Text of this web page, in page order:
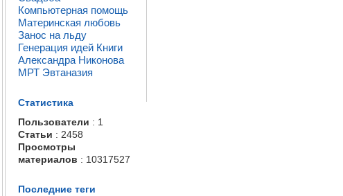
Компьютерная помощь
Материнская любовь
Занос на льду
Генерация идей Книги
Александра Никонова
МРТ Эвтаназия
Статистика
Пользователи : 1
Статьи : 2458
Просмотры
материалов : 10317527
Последние теги